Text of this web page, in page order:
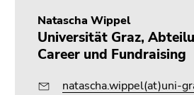
Natascha Wippel
Universität Graz,
Career und Fundraising
natascha.wippel(at)uni-